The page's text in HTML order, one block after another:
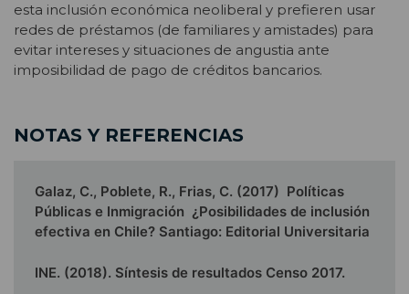
esta inclusión económica neoliberal y prefieren usar
redes de préstamos (de familiares y amistades) para
evitar intereses y situaciones de angustia ante
imposibilidad de pago de créditos bancarios.
NOTAS Y REFERENCIAS
Galaz, C., Poblete, R., Frias, C. (2017) Políticas
Públicas e Inmigración ¿Posibilidades de inclusión
efectiva en Chile? Santiago: Editorial Universitaria
INE. (2018). Síntesis de resultados Censo 2017.